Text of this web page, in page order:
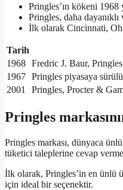
Pringles’ın kökeni 1968
Pringles, daha
İlk olarak Cincinnati,
Tarih
1968 Fredric J. Baur,
1967 Pringles piyasaya
2001
Pringles, Procter &
Pringles
Pringles markası, dünyaca
tüketici taleplerine cevap
İlk olarak, Pringles’in en ünlü
için ideal bir seçenektir.